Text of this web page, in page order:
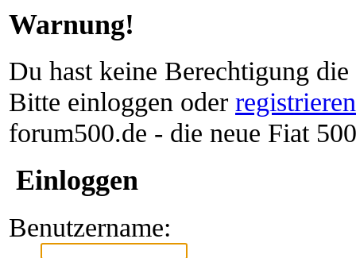
Warnung!
Du hast keine Berechtigung
Bitte einloggen oder
forum500.de - die neue Fiat
Einloggen
Benutzername: